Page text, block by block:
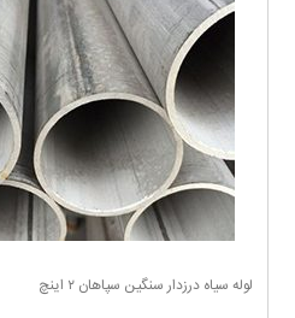
لوله سیاه درزدار سنگین سپاهان ۲ اینچ